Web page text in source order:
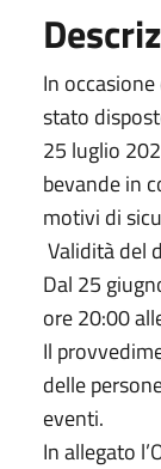
In
stato
25 luglio
bevande in
motivi di
Validità del
Dal 25
ore 20:00
Il
delle
eventi.
In allegato